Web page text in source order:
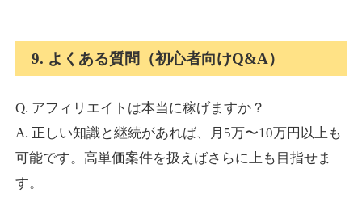
9. よくある質問（初心者向けQ&A）
Q. アフィリエイトは本当に稼げますか？
A. 正しい知識と継続があれば、月5万〜10万円以上も
可能です。高単価案件を扱えばさらに上も目指せま
す。